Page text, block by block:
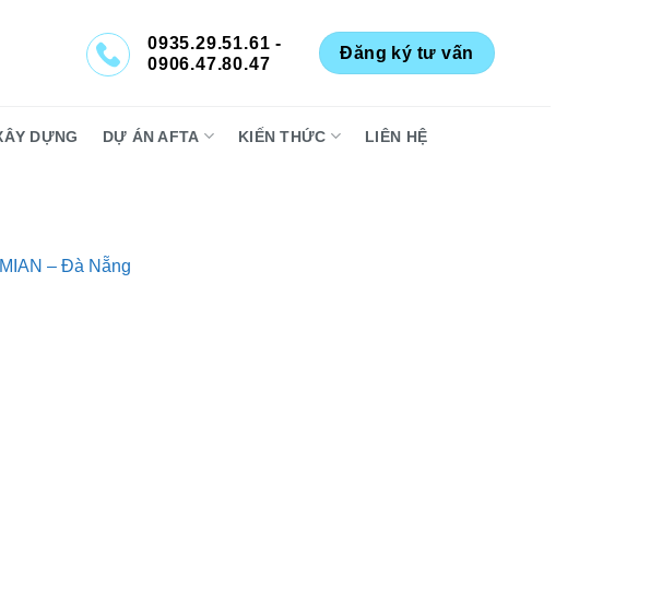
0935.29.51.61 -
0906.47.80.47
Đăng ký tư vấn
DỰNG DỰ ÁN AFTA KIẾN THỨC LIÊN HỆ
– Đà Nẵng